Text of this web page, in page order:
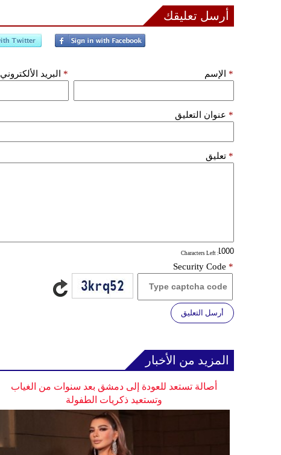
أرسل تعليقك
الإسم * البريد الألكتروني *
عنوان التعليق *
تعليق *
: Characters Left
Security Code *
أرسل التعليق
المزيد من الأخبار
أصالة تستعد للعودة إلى دمشق بعد سنوات من الغياب
وتستعيد ذكريات الطفولة